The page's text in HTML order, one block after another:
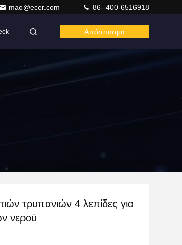
mao@ecer.com 86--400-6516918
Απόσπασμα
τρυπανιών 4 λεπίδες για
νερού